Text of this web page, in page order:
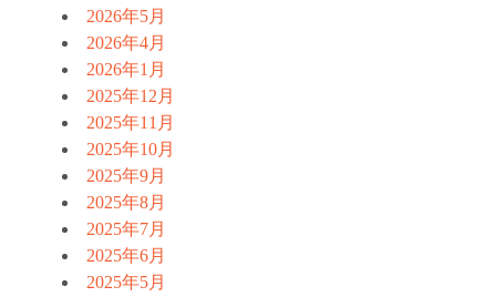
2026年5月
2026年4月
2026年1月
2025年12月
2025年11月
2025年10月
2025年9月
2025年8月
2025年7月
2025年6月
2025年5月